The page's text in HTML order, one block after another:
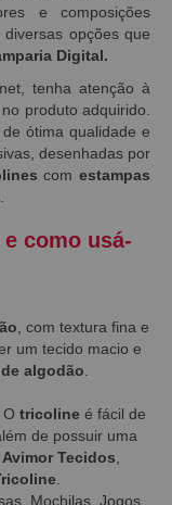
e composições
opções que
Digital.
tenha atenção à
produto adquirido.
ótima qualidade e
desenhadas por
comestampas
como usá-
, com textura fina e
um tecido macio e
algodão
. O tricoline é fácil de
de possuir uma
Avimor Tecidos
Mochilas, Jogos